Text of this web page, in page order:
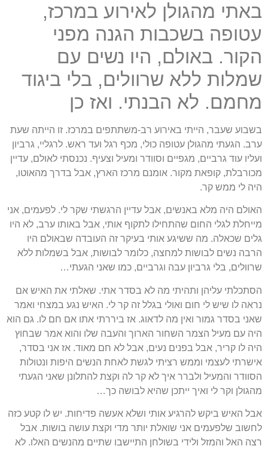
באתי מהגולן לאירוע במרכז,
עטופה בשכבות הגנה מפני
הקור. באולם, היו נשים עם
שמלות ללא שרוולים, בלי ביגוד
מחמם. לא הבנתי. ואז כן
בשבוע שעבר, הייתי באירוע רב-משתתפים במרכז. זו הייתה שעת
ערב. הגעתי מהגולן עטופה כולי, מכף רגל ועד ראש. לרגליי, גרביון
ועליו עוד גרביים, מגפיים וסוודר ומעיל וצעיף. נכנסתי לאולם, עדיין
מכורבלת, קופאת מקור. אומנם מרכז הארץ, אבל בדרך מהאוטו,
היה לי ממש קר.
האולם היה מלא באנשים, אבל עדיין הרגשתי שקר לי. לפעמים, אני
מייחלת לגלי החום שהתחילו לתקוף אותי, אבל באותו ערב, לא היו
גלים שכאלה. מה ששיגע אותי בעיקר זה העובדה שבאולם היו
הרבה נשים לבושות למחצה, כלומר לבושות, אבל בשמלות ללא
שרוולים, בלי גרביון עבה וגרביים, כמו שאני הגעתי…
הסתכלתי עליהן ותהיתי מה לא בסדר אתי. שאלתי את האיש אם
נראה לו שיש לי חום ואולי בגלל זה קר לי. האיש נגע במצחי ואמר
שאני בסדר גמור ואין מה לדאוג. אז ביררתי אתו אם חם לו. גם הוא
היה עם מעיל הצמר השחור הארוך והעבה שלו והוא אמר שבחוץ
היה לו קריר, אבל בפנים נעים, אבל לא חם מאוד. אז אני בסדר,
אישרתי לעצמי וממש רציתי לגשת לאחת הנשים היפות ונטולות
הסוודר והמעיל ולברר איך לא קר לה וקצת להתלונן שאני הגעתי
מהגולן וקר לי ואיך ייתכן שהיא לבושה כך…
אבל האיש ביקש להרגיע אותי ושלא אעשה פדיחות. יש לו קטע כזה
לחשוב שלפעמים אני שואלת יותר מדי וקצת עושה בושות. אבל
רצה האל והמזל ולידי בשולחן התיישבו שתיים מהנשים האלו. לא